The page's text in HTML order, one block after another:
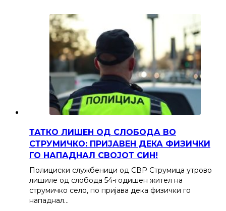
ТАТКО ЛИШЕН ОД СЛОБОДА ВО
СТРУМИЧКО: ПРИЈАВЕН ДЕКА ФИЗИЧКИ
ГО НАПАДНАЛ СВОЈОТ СИН!
Полициски службеници од СВР Струмица утрово
лишиле од слобода 54-годишен жител на
струмичко село, по пријава дека физички го
нападнал…